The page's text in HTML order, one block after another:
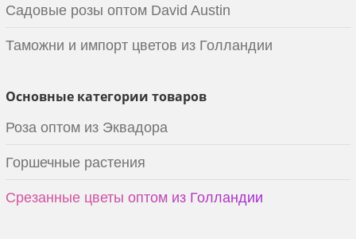
Садовые розы оптом David Austin
Таможни и импорт цветов из Голландии
Основные категории товаров
Роза оптом из Эквадора
Горшечные растения
Срезанные цветы оптом из Голландии